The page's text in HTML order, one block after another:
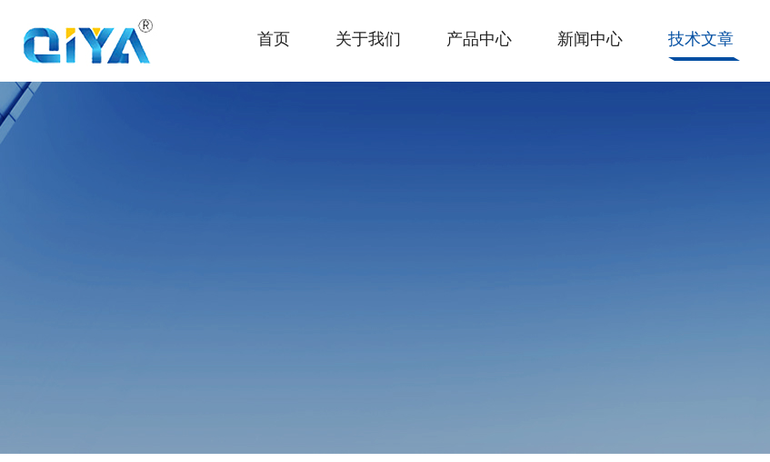
首页 关于我们 产品中心 新闻中心 技术文章